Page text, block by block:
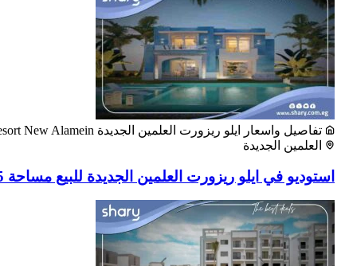
تفاصيل واسعار ايلو ريزورت العلمين الجديدة Elo Resort New Alamein
العلمين الجديدة
استوديو في ايلو ريزورت العلمين الجديدة للبيع مساحة 55 متر²